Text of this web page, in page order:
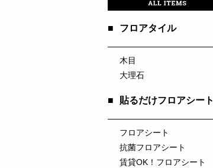
■ フロアタイル
木目
大理石
■ 貼るだけフロアシート
フロアシート
抗菌フロアシート
賃貸OK！フロアシート